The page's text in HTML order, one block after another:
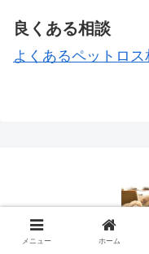
良くある相談
よくあるペットロス
© 2015 ペットメモ
メニュー ホーム